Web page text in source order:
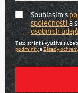
Souhlasím s
společnostia
osobních
Tato stránka využívá
podmínkyaZásady